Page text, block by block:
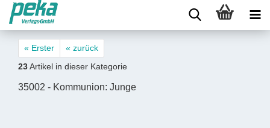
« Erster
« zurück
23Artikel in dieser Kategorie
35002 - Kommunion: Junge